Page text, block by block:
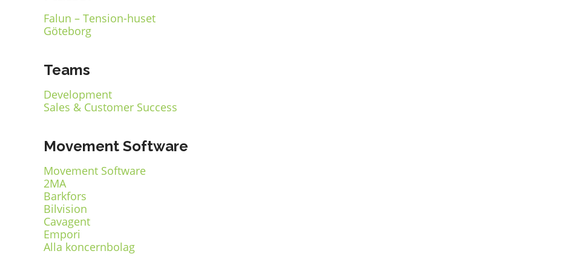
Falun – Tension-huset
Göteborg
Teams
Development
Sales & Customer Success
Movement Software
Movement Software
2MA
Barkfors
Bilvision
Cavagent
Empori
Alla koncernbolag